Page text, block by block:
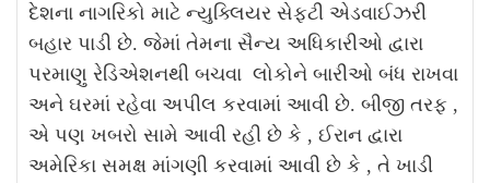
દેશના નાગરિકો માટે ન્યુક્લિયર સેફટી એડવાઈઝરી
બહાર પાડી છે. જેમાં તેમના સૈન્ય અધિકારીઓ દ્વારા
પરમાણુ રેડિએશનથી બચવા લોકોને બારીઓ બંધ રાખવા
અને ઘરમાં રહેવા અપીલ કરવામાં આવી છે. બીજી તરફ ,
એ પણ ખબરો સામે આવી રહી છે કે , ઈરાન દ્વારા
અમેરિકા સમક્ષ માંગણી કરવામાં આવી છે કે , તે ખાડી